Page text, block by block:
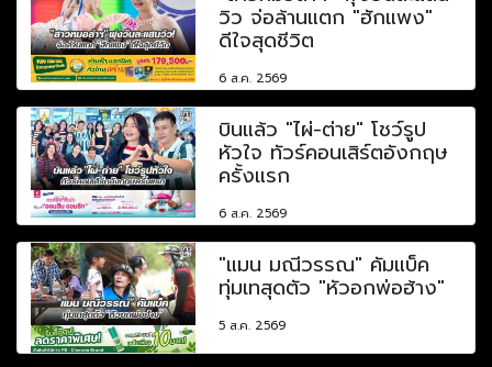
วิว จ่อล้านแตก "ฮักแพง"
ดีใจสุดชีวิต
6 ส.ค. 2569
บินแล้ว "ไผ่-ต่าย" โชว์รูป
หัวใจ ทัวร์คอนเสิร์ตอังกฤษ
ครั้งแรก
6 ส.ค. 2569
"แมน มณีวรรณ" คัมแบ็ค
ทุ่มเทสุดตัว "หัวอกพ่อฮ้าง"
5 ส.ค. 2569